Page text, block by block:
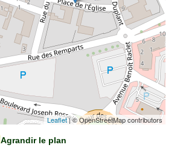
Leaflet| © OpenStreetMap contributors
Agrandir le plan